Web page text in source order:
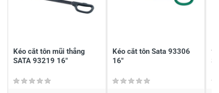
Gửi nhận xét
Kéo cắt tôn mũi thẳng
SATA 93219 16"
Kéo cắt tôn Sata 93306
16"